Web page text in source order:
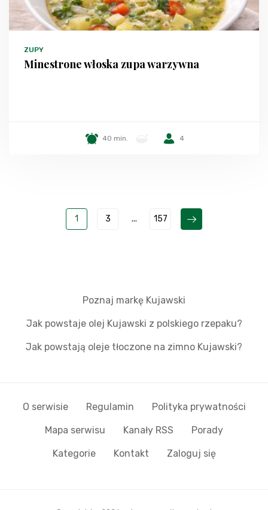
ZUPY
Minestrone włoska zupa warzywna
40 min. 4
1 3 ... 157
Poznaj markę Kujawski
Jak powstaje olej Kujawski z polskiego rzepaku?
Jak powstają oleje tłoczone na zimno Kujawski?
O serwisie Regulamin Polityka prywatności
Mapa serwisu Kanały RSS Porady
Kategorie Kontakt Zaloguj się